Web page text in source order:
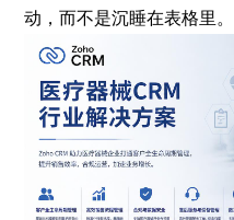
动，而不是沉睡在表格里。